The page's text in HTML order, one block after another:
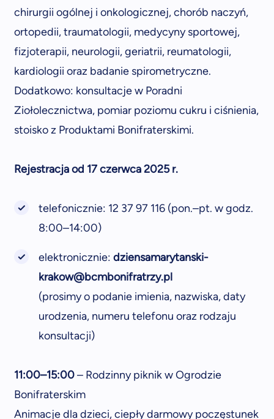
chirurgii ogólnej i onkologicznej, chorób naczyń,
ortopedii, traumatologii, medycyny sportowej,
fizjoterapii, neurologii, geriatrii, reumatologii,
kardiologii oraz badanie spirometryczne.
Dodatkowo: konsultacje w Poradni
Ziołolecznictwa, pomiar poziomu cukru i ciśnienia,
stoisko z Produktami Bonifraterskimi.
Rejestracja od 17 czerwca 2025 r.
telefonicznie: 12 37 97 116 (pon.–pt. w godz.
8:00–14:00)
elektronicznie: dziensamarytanski-
krakow@bcmbonifratrzy.pl
(prosimy o podanie imienia, nazwiska, daty
urodzenia, numeru telefonu oraz rodzaju
konsultacji)
11:00–15:00– Rodzinny piknik w Ogrodzie
Bonifraterskim
Animacje dla dzieci, ciepły darmowy poczęstunek